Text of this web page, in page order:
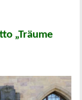
„Träume